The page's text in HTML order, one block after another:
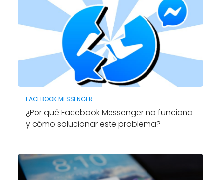
FACEBOOK MESSENGER
¿Por qué Facebook Messenger no funciona
y cómo solucionar este problema?